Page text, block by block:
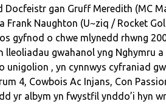
Docfeistr gan Gruff Meredith (MC
Frank Naughton (U~ziq / Rocket
gyfnod o chwe mlynedd rhwng
lleoliadau gwahanol yng Nghymru
unigolion , yn cynnwys cyfraniad
4, Cowbois Ac Injans, Con
yr albym yn fwystfil ynddo’i hyn